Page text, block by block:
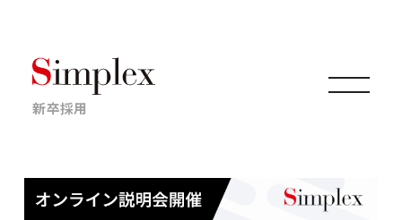
仕事について
新卒採用